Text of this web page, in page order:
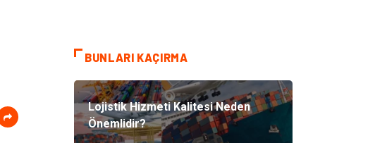
BUNLARI KAÇIRMA
Lojistik Hizmeti Kalitesi Neden
Önemlidir?